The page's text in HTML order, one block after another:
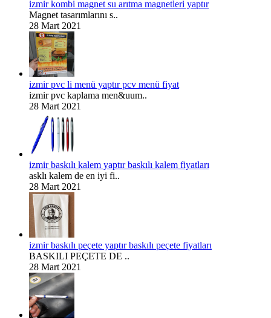
izmir kombi magnet su arıtma magnetleri yaptır
Magnet tasarımlarını s..
28 Mart 2021
izmir pvc li menü yaptır pcv menü fiyat
izmir pvc kaplama men&uum..
28 Mart 2021
izmir baskılı kalem yaptır baskılı kalem fiyatları
asklı kalem de en iyi fi..
28 Mart 2021
izmir baskılı peçete yaptır baskılı peçete fiyatları
BASKILI PEÇETE DE ..
28 Mart 2021